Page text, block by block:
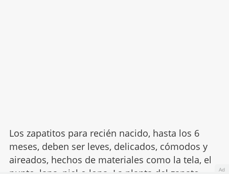
Los zapatitos para recién nacido, hasta los 6
meses, deben ser leves, delicados, cómodos y
aireados, hechos de materiales como la tela, el
Ad